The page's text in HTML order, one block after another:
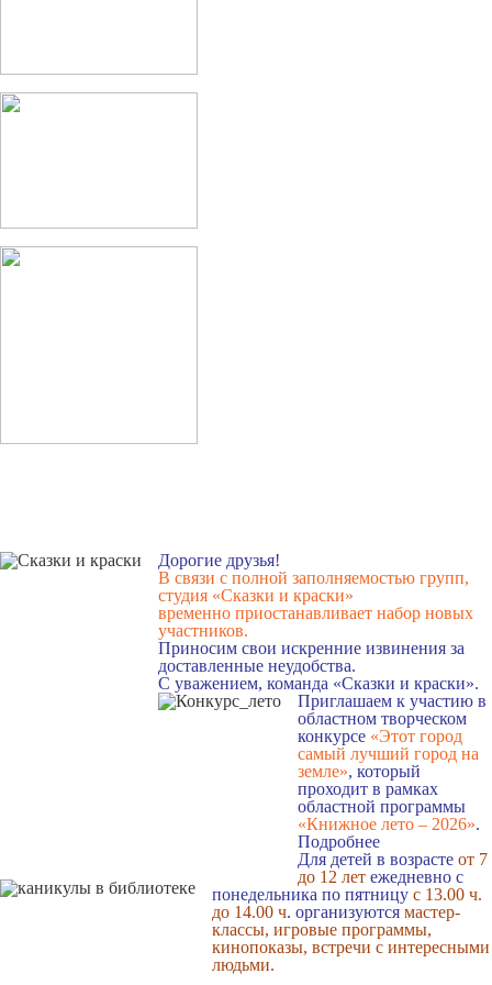
Дорогие друзья!
В связи с полной заполняемостью групп,
студия «Сказки и краски»
временно приостанавливает набор новых
участников.
Приносим свои искренние извинения за
доставленные неудобства.
С уважением, команда «Сказки и краски».
Приглашаем к участию в
областном творческом
конкурсе «Этот город
самый лучший город на
земле», который
проходит в рамках
областной программы
«Книжное лето – 2026».
Подробнее
Для детей в возрасте от 7
до 12 лет ежедневно с
понедельника по пятницу с 13.00 ч.
до 14.00 ч. организуются мастер-
классы, игровые программы,
кинопоказы, встречи с интересными
людьми.